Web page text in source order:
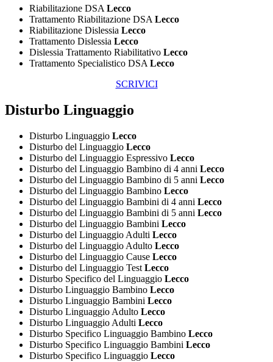
Riabilitazione DSA Lecco
Trattamento Riabilitazione DSA Lecco
Riabilitazione Dislessia Lecco
Trattamento Dislessia Lecco
Dislessia Trattamento Riabilitativo Lecco
Trattamento Specialistico DSA Lecco
SCRIVICI
Disturbo Linguaggio
Disturbo Linguaggio Lecco
Disturbo del Linguaggio Lecco
Disturbo del Linguaggio Espressivo Lecco
Disturbo del Linguaggio Bambino di 4 anni Lecco
Disturbo del Linguaggio Bambino di 5 anni Lecco
Disturbo del Linguaggio Bambino Lecco
Disturbo del Linguaggio Bambini di 4 anni Lecco
Disturbo del Linguaggio Bambini di 5 anni Lecco
Disturbo del Linguaggio Bambini Lecco
Disturbo del Linguaggio Adulti Lecco
Disturbo del Linguaggio Adulto Lecco
Disturbo del Linguaggio Cause Lecco
Disturbo del Linguaggio Test Lecco
Disturbo Specifico del Linguaggio Lecco
Disturbo Linguaggio Bambino Lecco
Disturbo Linguaggio Bambini Lecco
Disturbo Linguaggio Adulto Lecco
Disturbo Linguaggio Adulti Lecco
Disturbo Specifico Linguaggio Bambino Lecco
Disturbo Specifico Linguaggio Bambini Lecco
Disturbo Specifico Linguaggio Lecco